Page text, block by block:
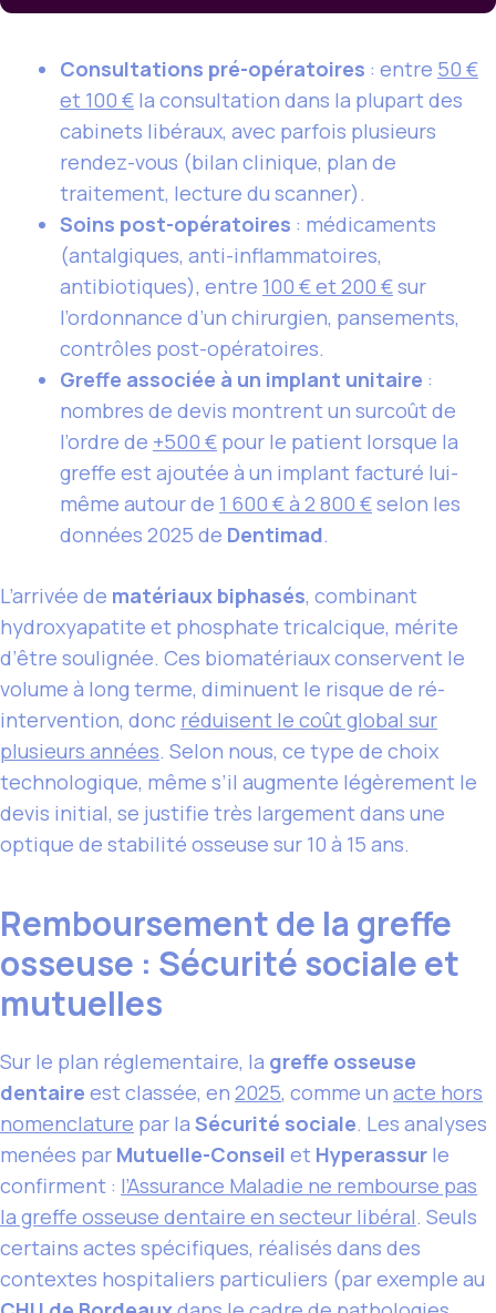
Consultations pré-opératoires : entre 50 €
et 100 € la consultation dans la plupart des
cabinets libéraux, avec parfois plusieurs
rendez-vous (bilan clinique, plan de
traitement, lecture du scanner).
Soins post-opératoires : médicaments
(antalgiques, anti-inflammatoires,
antibiotiques), entre 100 € et 200 €sur
l’ordonnance d’un chirurgien, pansements,
contrôles post-opératoires.
Greffe associée à un implant unitaire :
nombres de devis montrent un surcoût de
l’ordre de +500 € pour le patient lorsque la
greffe est ajoutée à un implant facturé lui-
même autour de 1 600 € à 2 800 €selon les
données 2025 de Dentimad.
L’arrivée de matériaux biphasés, combinant
hydroxyapatite et phosphate tricalcique, mérite
d’être soulignée. Ces biomatériaux conservent le
volume à long terme, diminuent le risque de ré-
intervention, donc réduisent le coût global sur
plusieurs années. Selon nous, ce type de choix
technologique, même s’il augmente légèrement le
devis initial, se justifie très largement dans une
optique de stabilité osseuse sur 10 à 15 ans.
Remboursement de la greffe
osseuse : Sécurité sociale et
mutuelles
Sur le plan réglementaire, la greffe osseuse
dentaire est classée, en 2025, comme un acte hors
nomenclature par la Sécurité sociale. Les analyses
menées par Mutuelle-Conseil et Hyperassur le
confirment : l’Assurance Maladie ne rembourse pas
la greffe osseuse dentaire en secteur libéral. Seuls
certains actes spécifiques, réalisés dans des
contextes hospitaliers particuliers (par exemple au